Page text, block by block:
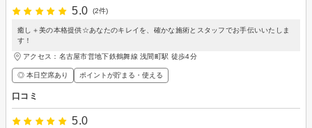
5.0
(2件)
癒し＋美の本格提供☆あなたのキレイを、確かな施術とスタッフでお手伝いいたしま
す！
アクセス：名古屋市営地下鉄鶴舞線 浅間町駅 徒歩4分
◎ 本日空席あり ポイントが貯まる・使える
口コミ
5.0